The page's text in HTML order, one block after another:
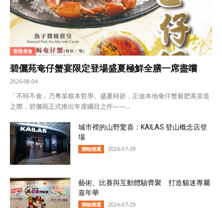
香港美食
碧儷苑奄仔蟹宴限定登場盛夏極鮮全膳一席盡嚐
2026-08-04
「不時不食」乃粵菜根本哲學。盛夏時節，正值本地奄仔蟹最肥美當造
之際，碧儷苑正式推出年度矚目之作——...
城市裡的山野驚喜：KAILAS 登山概念店登
場
潮物潮選 2026-07-29
藝術、比賽與互動體驗齊聚 打造貓迷專屬
嘉年華
潮物潮選 2026-07-29